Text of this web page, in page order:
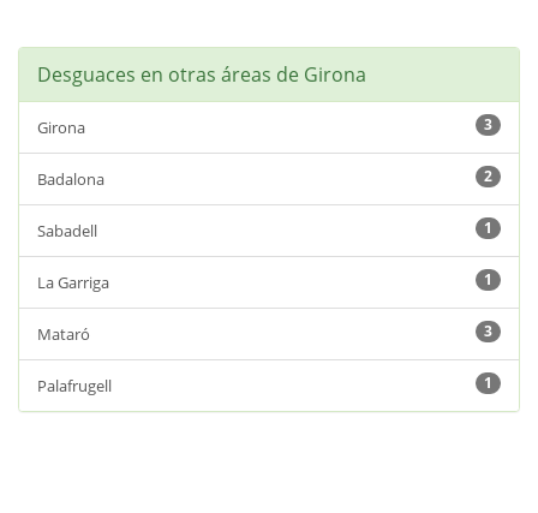
Desguaces en otras áreas de Girona
Girona 3
Badalona 2
Sabadell 1
La Garriga 1
Mataró 3
Palafrugell 1